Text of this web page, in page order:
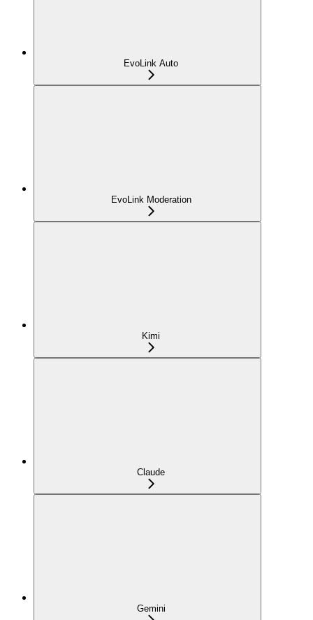
EvoLink Auto
EvoLink Moderation
Kimi
Claude
Gemini